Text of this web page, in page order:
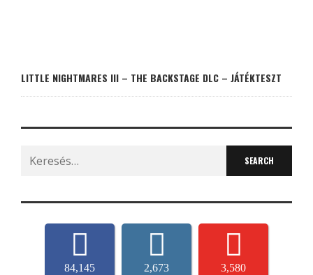
LITTLE NIGHTMARES III – THE BACKSTAGE DLC – JÁTÉKTESZT
Search
for:
84,145 2,673 3,580